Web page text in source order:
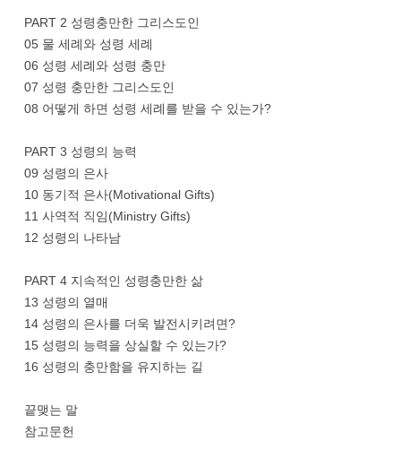
PART 2 성령충만한 그리스도인
05 물 세례와 성령 세례
06 성령 세례와 성령 충만
07 성령 충만한 그리스도인
08 어떻게 하면 성령 세례를 받을 수 있는가?
PART 3 성령의 능력
09 성령의 은사
10 동기적 은사(Motivational Gifts)
11 사역적 직임(Ministry Gifts)
12 성령의 나타남
PART 4 지속적인 성령충만한 삶
13 성령의 열매
14 성령의 은사를 더욱 발전시키려면?
15 성령의 능력을 상실할 수 있는가?
16 성령의 충만함을 유지하는 길
끝맺는 말
참고문헌